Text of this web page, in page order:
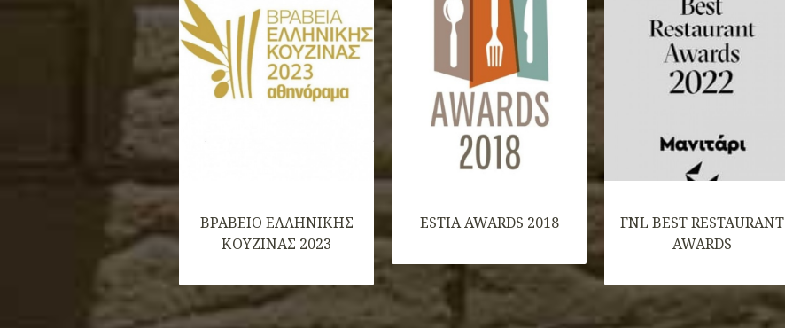
ΒΡΑΒΕΙΟ ΕΛΛHΝΙΚΗΣ
ΚΟΥΖΙΝΑΣ 2023
ESTIA AWARDS 2018
FNL BEST RESTAURANT
AWARDS